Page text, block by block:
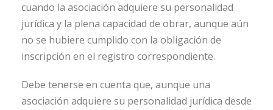
cuando la asociación adquiere su personalidad
jurídica y la plena capacidad de obrar, aunque aún
no se hubiere cumplido con la obligación de
inscripción en el registro correspondiente.
Debe tenerse en cuenta que, aunque una
asociación adquiere su personalidad jurídica desde